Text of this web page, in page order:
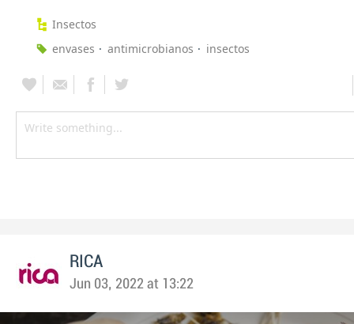
Insectos
envases
antimicrobianos insectos
RICA
Jun 03, 2022 at 13:22